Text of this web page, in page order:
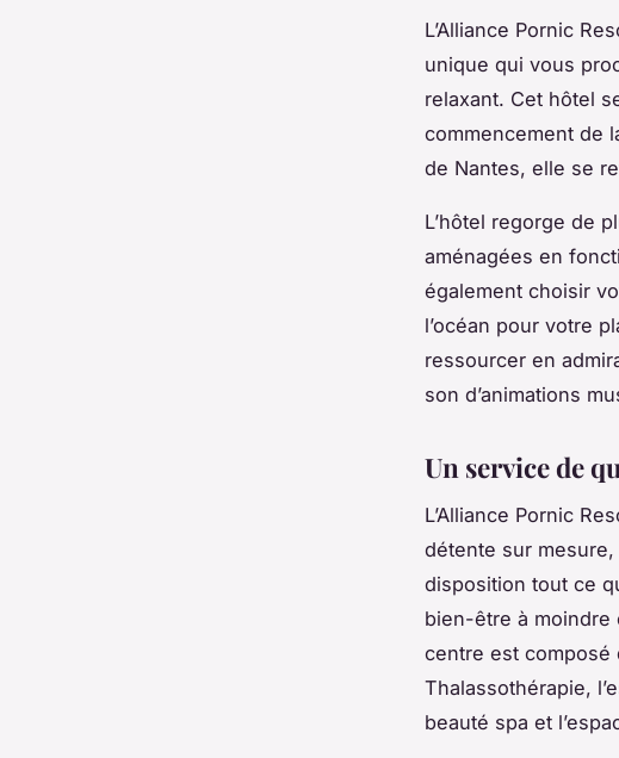
L’Alliance Pornic
unique qui vous
relaxant. Cet hôtel
commencement de
de Nantes, elle se
L’hôtel regorge de
aménagées en
également choisir
l’océan pour votre
ressourcer en
son d’animations
Un service de
L’Alliance Pornic
détente sur
disposition tout ce
bien-être à moindre
centre est composé
Thalassothérapie,
beauté spa et